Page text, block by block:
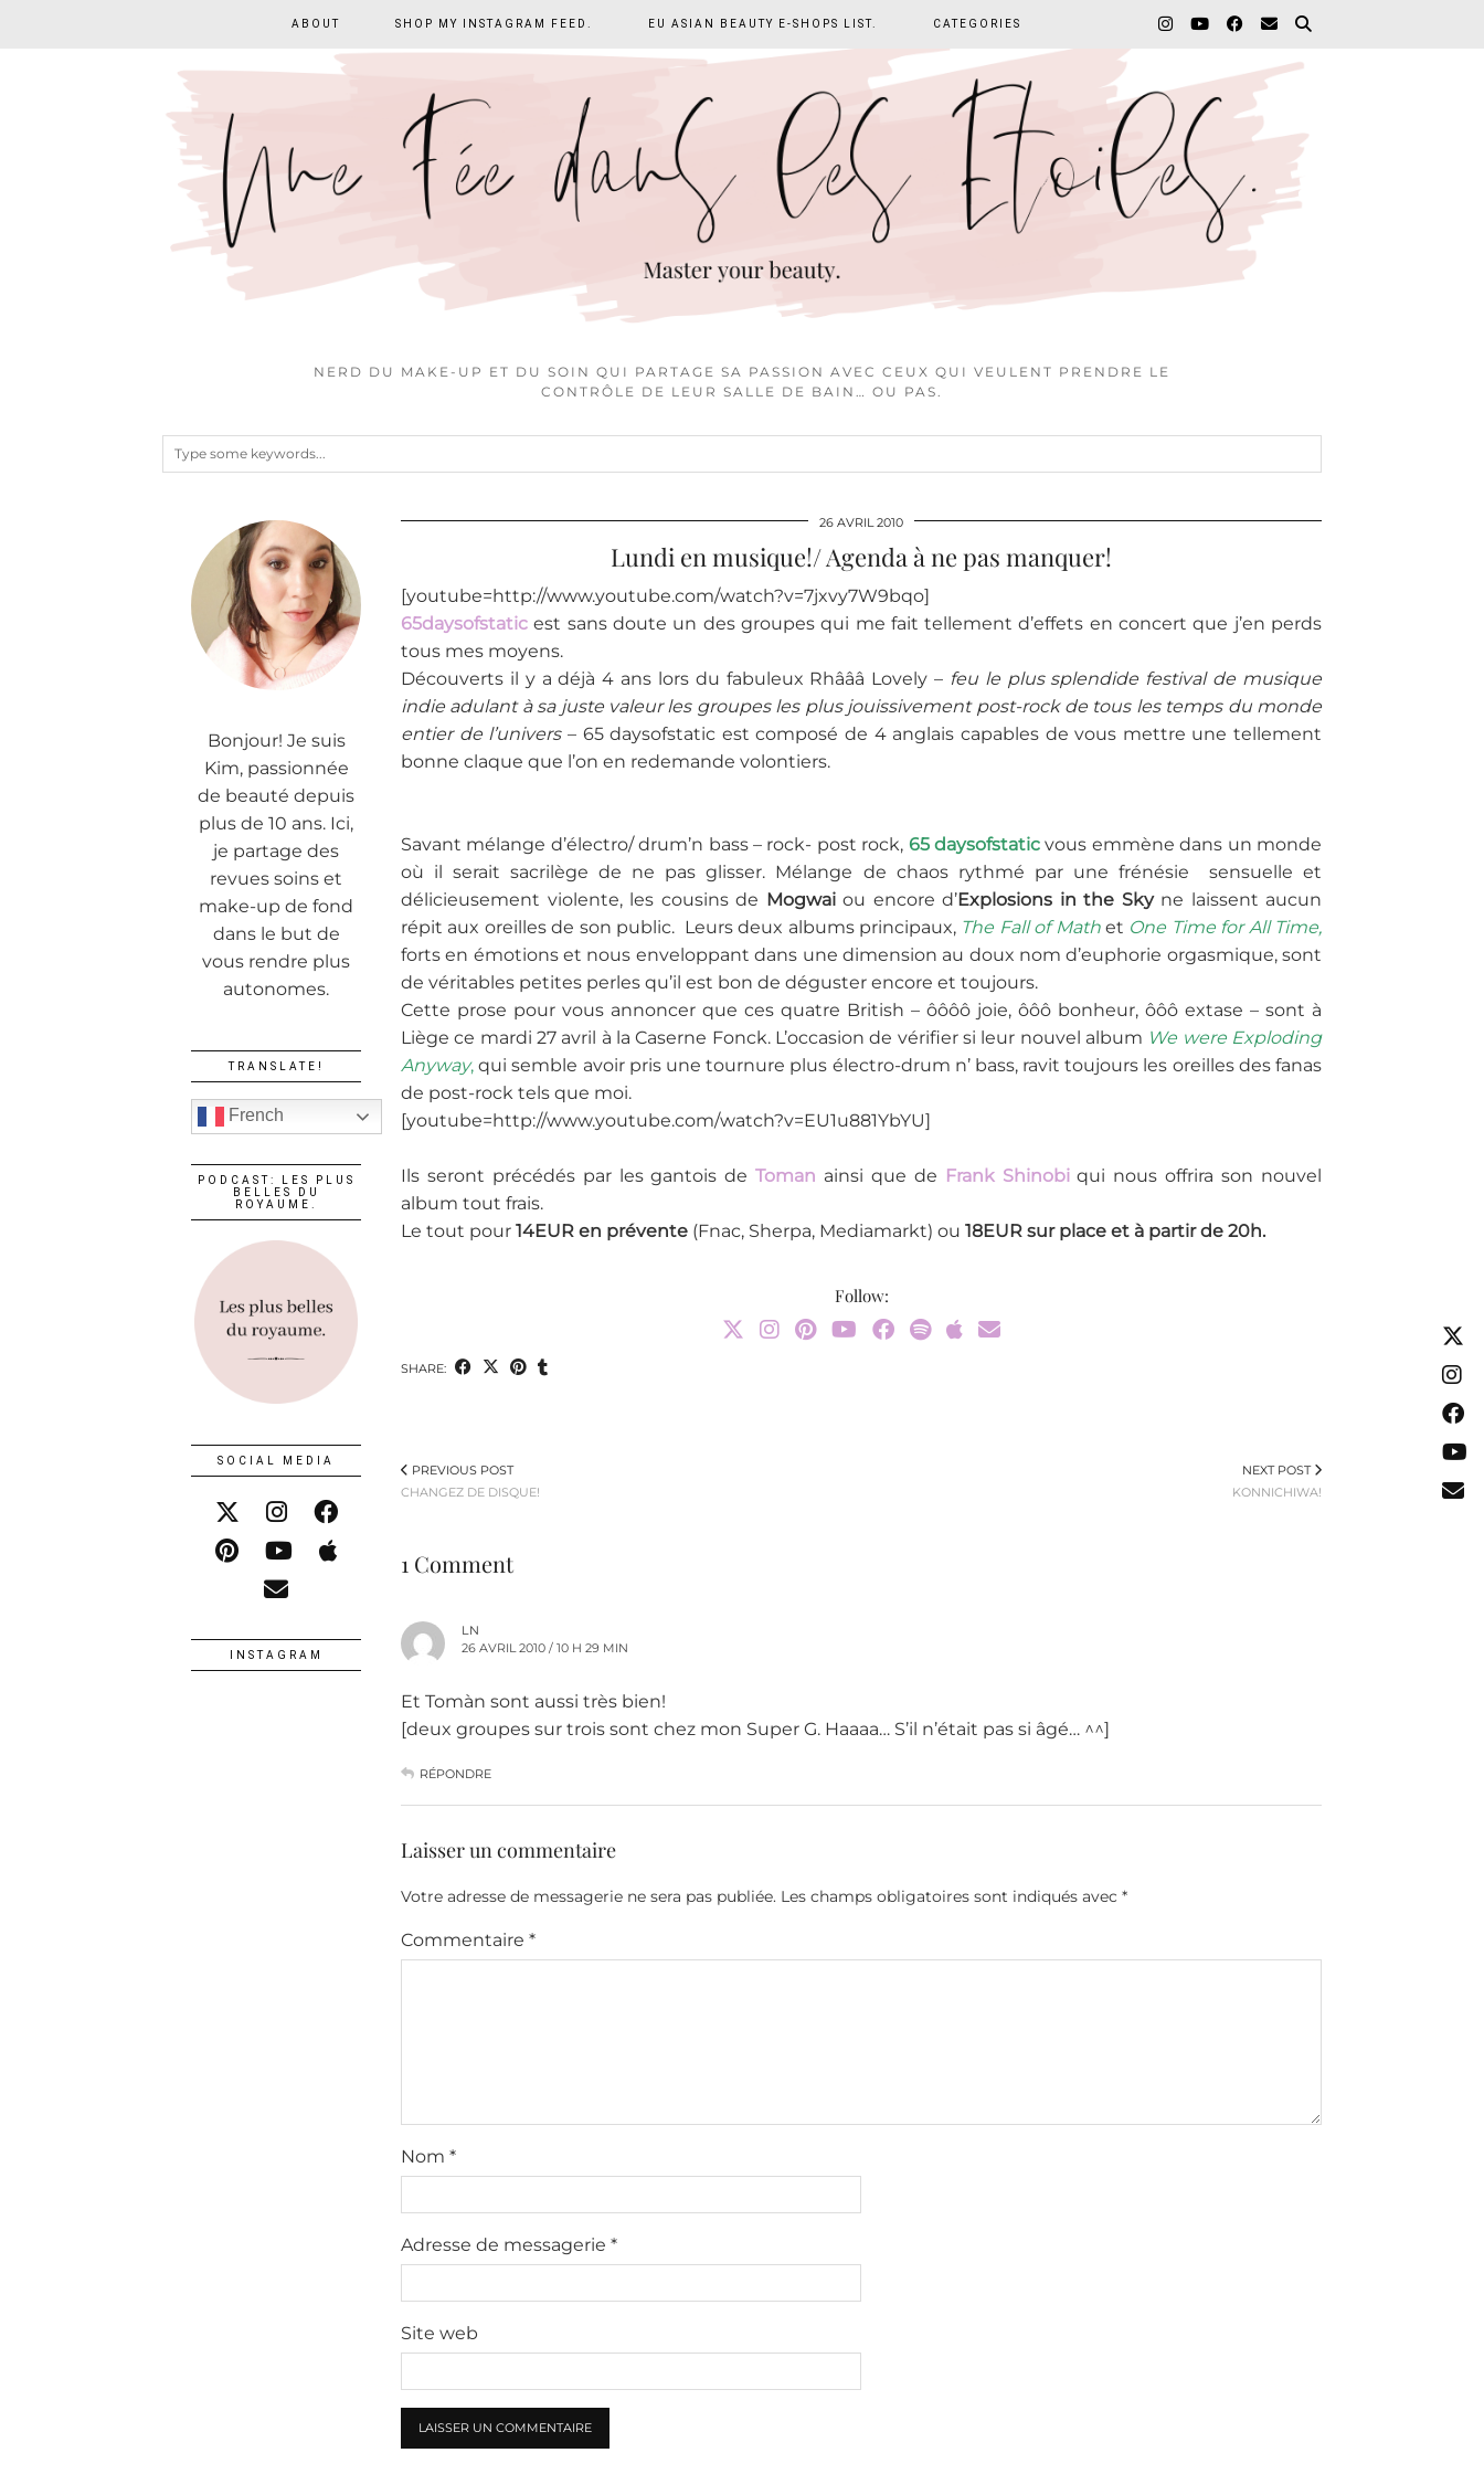
NERD DU MAKE-UP ET DU SOIN QUI PARTAGE SA PASSION AVEC CEUX QUI VEULENT PRENDRE LE
CONTRÔLE DE LEUR SALLE DE BAIN… OU PAS.
ABOUT SHOP MY INSTAGRAM FEED. EU ASIAN BEAUTY E-SHOPS LIST. CATEGORIES
26 AVRIL 2010
Lundi en musique!/ Agenda à ne pas manquer!
[youtube=http://www.youtube.com/watch?v=7jxvy7W9bqo]
65daysofstatic est sans doute un des groupes qui me fait tellement d’effets en concert que j’en perds
tous mes moyens.
Découverts il y a déjà 4 ans lors du fabuleux Rhâââ Lovely – feu le plus splendide festival de musique
indie adulant à sa juste valeur les groupes les plus jouissivement post-rock de tous les temps du monde
entier de l’univers– 65 daysofstatic est composé de 4 anglais capables de vous mettre une tellement
bonne claque que l’on en redemande volontiers.
Savant mélange d’électro/ drum’n bass – rock- post rock, 65 daysofstatic vous emmène dans un monde
où il serait sacrilège de ne pas glisser. Mélange de chaos rythmé par une frénésie sensuelle et
délicieusement violente, les cousins de Mogwaiou encore d’Explosions in the Sky ne laissent aucun
répit aux oreilles de son public. Leurs deux albums principaux, The Fall of Mathet One Time for All Time,
forts en émotions et nous enveloppant dans une dimension au doux nom d’euphorie orgasmique, sont
de véritables petites perles qu’il est bon de déguster encore et toujours.
Cette prose pour vous annoncer que ces quatre British – ôôôô joie, ôôô bonheur, ôôô extase – sont à
Liège ce mardi 27 avril à la Caserne Fonck. L’occasion de vérifier si leur nouvel album We were Exploding
Anyway,qui semble avoir pris une tournure plus électro-drum n’ bass, ravit toujours les oreilles des fanas
de post-rock tels que moi.
[youtube=http://www.youtube.com/watch?v=EU1u881YbYU]
Ils seront précédés par les gantois deToman ainsi que de Frank Shinobiqui nous offrira son nouvel
album tout frais.
Le tout pour 14EUR en prévente (Fnac, Sherpa, Mediamarkt) ou 18EUR sur place et à partir de 20h.
Follow:
SHARE:
PREVIOUS POST
CHANGEZ DE DISQUE!
NEXT POST
KONNICHIWA!
1 Comment
LN
26 AVRIL 2010 / 10 H 29 MIN
Et Tomàn sont aussi très bien!
[deux groupes sur trois sont chez mon Super G. Haaaa… S’il n’était pas si âgé… ^^]
RÉPONDRE
Laisser un commentaire
Votre adresse de messagerie ne sera pas publiée. Les champs obligatoires sont indiqués avec *
Commentaire *
Nom *
Adresse de messagerie *
Site web
Bonjour! Je suis
Kim, passionnée
de beauté depuis
plus de 10 ans. Ici,
je partage des
revues soins et
make-up de fond
dans le but de
vous rendre plus
autonomes.
TRANSLATE!
French
PODCAST: LES PLUS
BELLES DU
ROYAUME.
SOCIAL MEDIA
INSTAGRAM